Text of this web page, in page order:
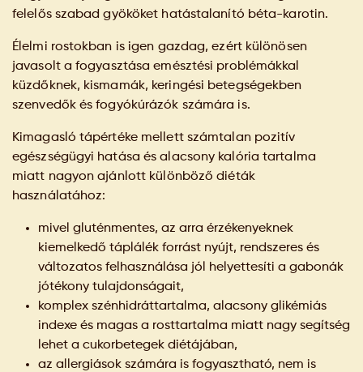
felelős szabad gyököket hatástalanító béta-karotin.
Élelmi rostokban is igen gazdag, ezért különösen
javasolt a fogyasztása emésztési problémákkal
küzdőknek, kismamák, keringési betegségekben
szenvedők és fogyókúrázók számára is.
Kimagasló tápértéke mellett számtalan pozitív
egészségügyi hatása és alacsony kalória tartalma
miatt nagyon ajánlott különböző diéták
használatához:
mivel gluténmentes, az arra érzékenyeknek
kiemelkedő táplálék forrást nyújt, rendszeres és
változatos felhasználása jól helyettesíti a gabonák
jótékony tulajdonságait,
komplex szénhidráttartalma, alacsony glikémiás
indexe és magas a rosttartalma miatt nagy segítség
lehet a cukorbetegek diétájában,
az allergiások számára is fogyasztható, nem is